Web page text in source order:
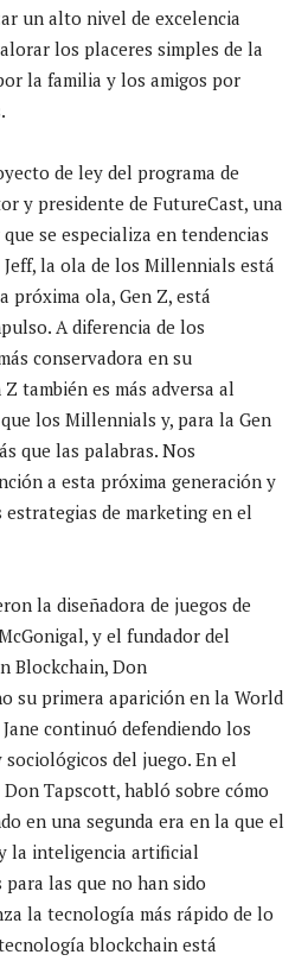
un alto nivel de excelencia
los placeres simples de la
la familia y los amigos por
de ley del programa de
y presidente de FutureCast, una
se especializa en tendencias
la ola de los Millennials está
próxima ola, Gen Z, está
A diferencia de los
conservadora en su
también es más adversa al
los Millennials y, para la Gen
que las palabras. Nos
a esta próxima generación y
de marketing en el
la diseñadora de juegos de
y el fundador del
Blockchain, Don
su primera aparición en la World
continuó defendiendo los
del juego. En el
Tapscott, habló sobre cómo
en una segunda era en la que el
la inteligencia artificial
para las que no han sido
la tecnología más rápido de lo
blockchain está